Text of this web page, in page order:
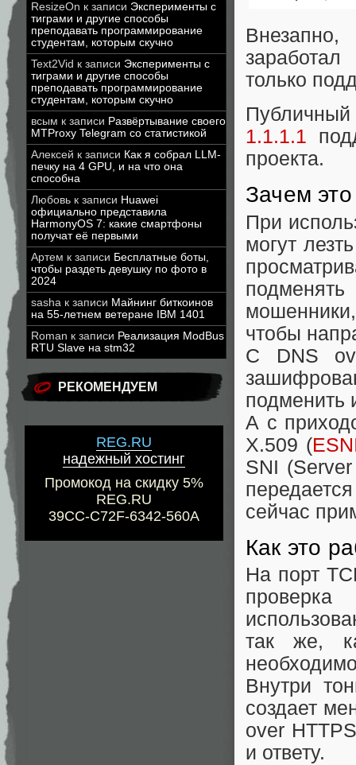
ResizeOn к записи Эксперименты с
тиграми и другие способы
преподавать программирование
студентам, которым скучно
Text2Vid к записи Эксперименты с
тиграми и другие способы
преподавать программирование
студентам, которым скучно
всым к записи Развёртывание своего
MTProxy Telegram со статистикой
Алексей к записи Как я собрал LLM-
печку на 4 GPU, и на что она
способна
Любовь к записи Huawei
официально представила
HarmonyOS 7: какие смартфоны
получат её первыми
Артем к записи Бесплатные боты,
чтобы раздеть девушку по фото в
2024
sasha к записи Майнинг биткоинов
на 55-летнем ветеране IBM 1401
Roman к записи Реализация ModBus
RTU Slave на stm32
РЕКОМЕНДУЕМ
REG.RU
надежный хостинг
Промокод на скидку 5%
REG.RU
39CC-C72F-6342-560A
только
Публичный
1.1.1.1
проекта.
Зачем
При
могут
чтобы
C DNS
подменить
А с
X.509 (
SNI
сейчас
Как это
На порт
так же,
Внутри
создает
over
и ответу.